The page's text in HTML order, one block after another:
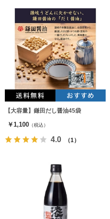
【大容量】鎌田だし醤油45袋
￥1,100 （税込）
4.0 （1）